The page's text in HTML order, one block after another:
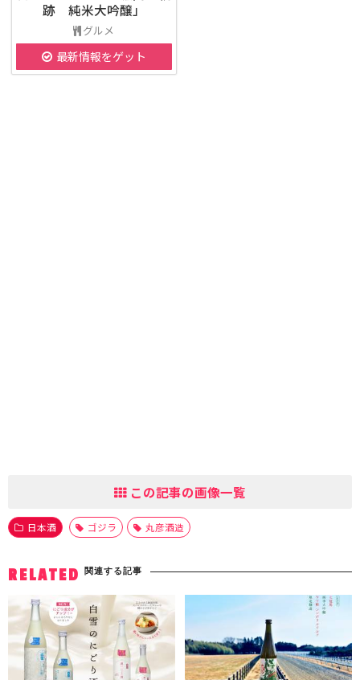
跡 純米大吟醸」
グルメ
最新情報をゲット
この記事の画像一覧
日本酒 ゴジラ 丸彦酒造
RELATED 関連する記事